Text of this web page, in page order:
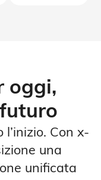
oggi,
l’inizio. Con x-
una
unificata